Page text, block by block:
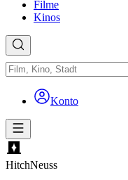
Filme
Kinos
Konto
HitchNeuss